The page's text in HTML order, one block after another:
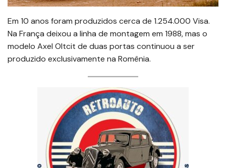
Em 10 anos foram produzidos cerca de 1.254.000 Visa.
Na França deixou a linha de montagem em 1988, mas o
modelo Axel Oltcit de duas portas continuou a ser
produzido exclusivamente na Romênia.